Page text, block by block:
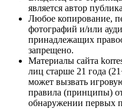
является автор
Любое копирование,
фотографий и/или
принадлежащих
запрещено.
Материалы сайта
лиц старше 21 года
может вызвать
правила (принципы)
обнаружении первых